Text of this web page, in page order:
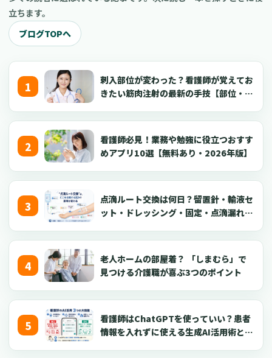
立ちます。
ブログTOPへ
刺入部位が変わった？看護師が覚えてお
きたい筋肉注射の最新の手技【部位・
看護師必見！業務や勉強に役立つおすす
めアプリ10選【無料あり・2026年版】
点滴ルート交換は何日？留置針・輸液セ
ット・ドレッシング・固定・点滴漏れ対
老人ホームの部屋着？ 「しまむら」で
見つける介護職が喜ぶ3つのポイント
看護師はChatGPTを使っていい？患者
情報を入れずに使える生成AI活用術とプ